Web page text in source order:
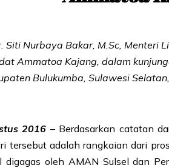
Siti Nurbaya Bakar, M.Sc, Menteri
Ammatoa Kajang, dalam
Bulukumba, Sulawesi
2016 – Berdasarkan catatan
tersebut adalah rangkaian dari
oleh AMAN Sulsel dan